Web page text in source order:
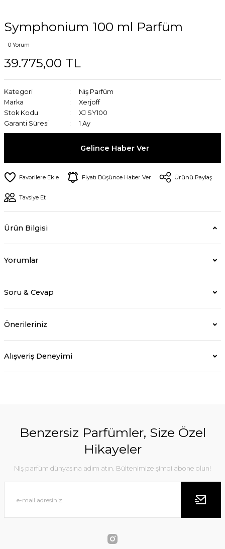
Symphonium 100 ml Parfüm
0 Yorum
39.775,00 TL
Kategori
Niş Parfüm
Marka
Xerjoff
Stok Kodu
XJ SY100
Garanti Süresi
1 Ay
Gelince Haber Ver
Fiyatı Düşünce Haber Ver Ürünü Paylaş
Tavsiye Et
Ürün Bilgisi
Yorumlar
Soru & Cevap
Önerileriniz
Alışveriş Deneyimi
Benzersiz Parfümler, Size Özel
Hikayeler
Niş parfüm dünyasına adım atın. Bültenimize şimdi abone olun!